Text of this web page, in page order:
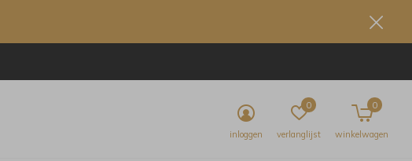
inloggen verlanglijst
0
winkelwagen
0